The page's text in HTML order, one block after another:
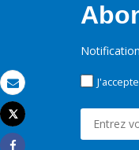
Email
Imprimer
Tweet